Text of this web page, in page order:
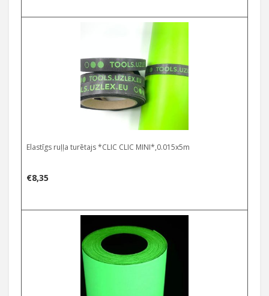
Elastīgs ruļļa turētajs *CLIC CLIC MINI*,0.015x5m
€8,35